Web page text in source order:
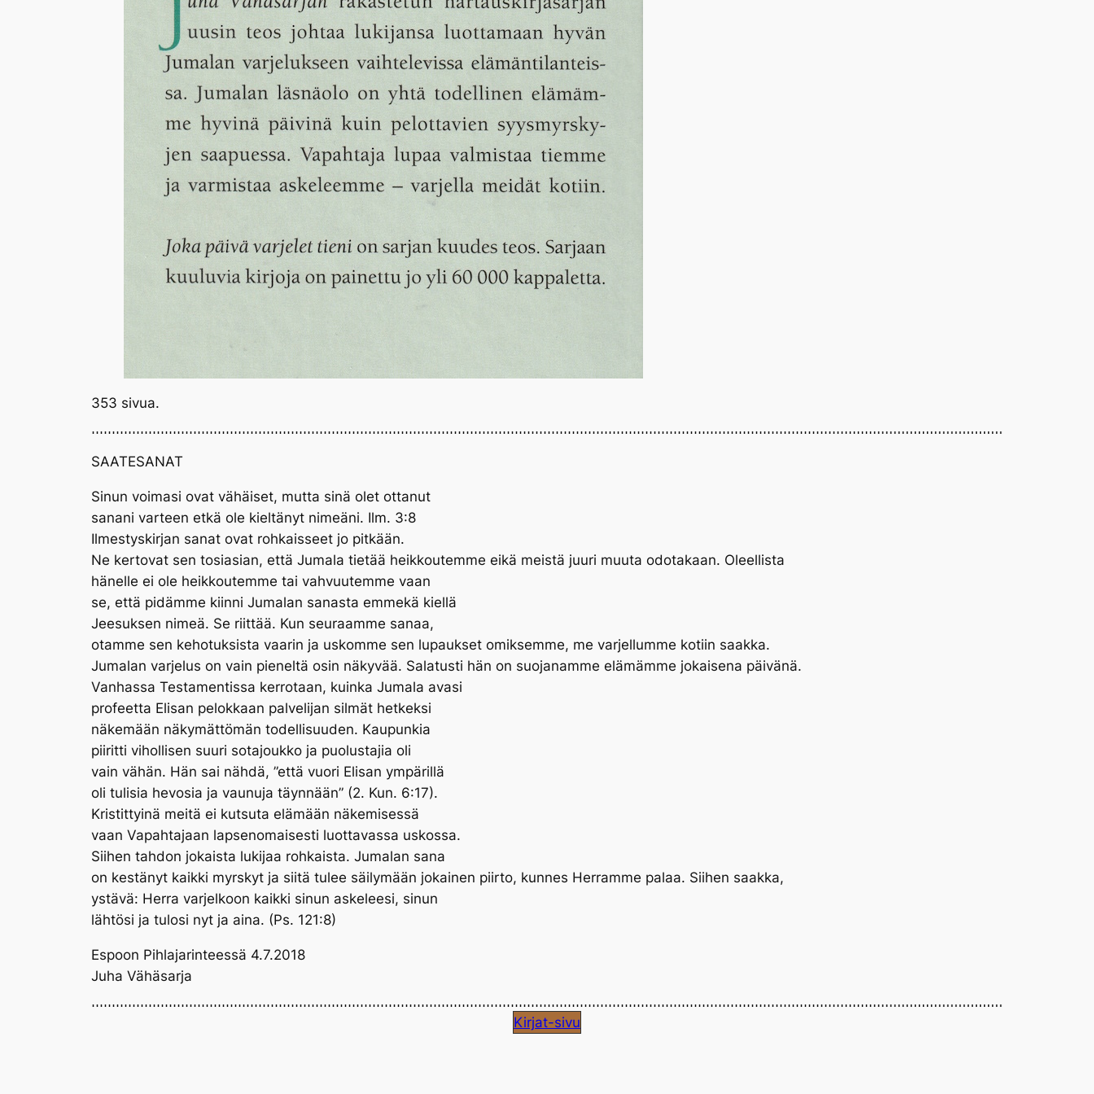
353 sivua.
SAATESANAT
Sinun voimasi ovat vähäiset, mutta sinä olet ottanut
sanani varteen etkä ole kieltänyt nimeäni. Ilm. 3:8
Ilmestyskirjan sanat ovat rohkaisseet jo pitkään.
Ne kertovat sen tosiasian, että Jumala tietää heikkoutemme eikä meistä juuri muuta odotakaan. Oleellista
hänelle ei ole heikkoutemme tai vahvuutemme vaan
se, että pidämme kiinni Jumalan sanasta emmekä kiellä
Jeesuksen nimeä. Se riittää. Kun seuraamme sanaa,
otamme sen kehotuksista vaarin ja uskomme sen lupaukset omiksemme, me varjellumme kotiin saakka.
Jumalan varjelus on vain pieneltä osin näkyvää. Salatusti hän on suojanamme elämämme jokaisena päivänä.
Vanhassa Testamentissa kerrotaan, kuinka Jumala avasi
profeetta Elisan pelokkaan palvelijan silmät hetkeksi
näkemään näkymättömän todellisuuden. Kaupunkia
piiritti vihollisen suuri sotajoukko ja puolustajia oli
vain vähän. Hän sai nähdä, ”että vuori Elisan ympärillä
oli tulisia hevosia ja vaunuja täynnään” (2. Kun. 6:17).
Kristittyinä meitä ei kutsuta elämään näkemisessä
vaan Vapahtajaan lapsenomaisesti luottavassa uskossa.
Siihen tahdon jokaista lukijaa rohkaista. Jumalan sana
on kestänyt kaikki myrskyt ja siitä tulee säilymään jokainen piirto, kunnes Herramme palaa. Siihen saakka,
ystävä: Herra varjelkoon kaikki sinun askeleesi, sinun
lähtösi ja tulosi nyt ja aina. (Ps. 121:8)
Espoon Pihlajarinteessä 4.7.2018
Juha Vähäsarja
Kirjat-sivu